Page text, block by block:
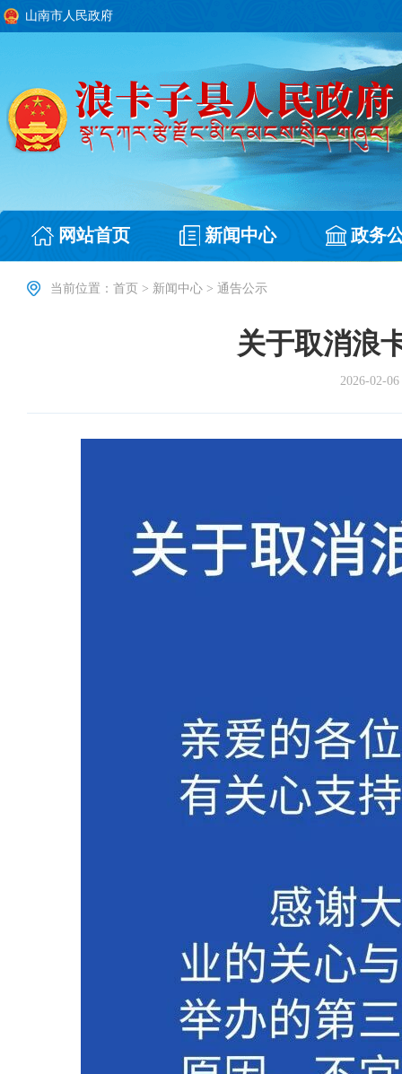
山南市人民政府
网站首页 新闻中心 政务
当前位置： 首页 > 新闻中心 > 通告公示
关于取消浪
2026-02-